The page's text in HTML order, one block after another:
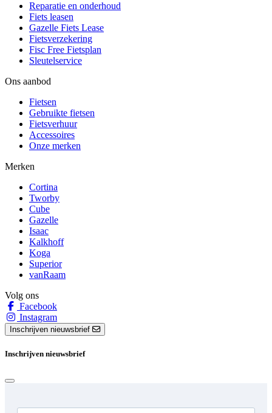
Reparatie en onderhoud
Fiets leasen
Gazelle Fiets Lease
Fietsverzekering
Fisc Free Fietsplan
Sleutelservice
Ons aanbod
Fietsen
Gebruikte fietsen
Fietsverhuur
Accessoires
Onze merken
Merken
Cortina
Tworby
Cube
Gazelle
Isaac
Kalkhoff
Koga
Superior
vanRaam
Volg ons
Facebook
Instagram
Inschrijven nieuwsbrief
Inschrijven nieuwsbrief